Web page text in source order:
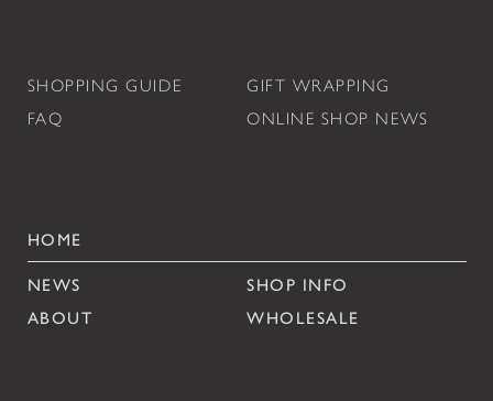
SHOPPING GUIDE
GIFT WRAPPING
FAQ
ONLINE SHOP NEWS
HOME
NEWS
SHOP INFO
ABOUT
WHOLESALE